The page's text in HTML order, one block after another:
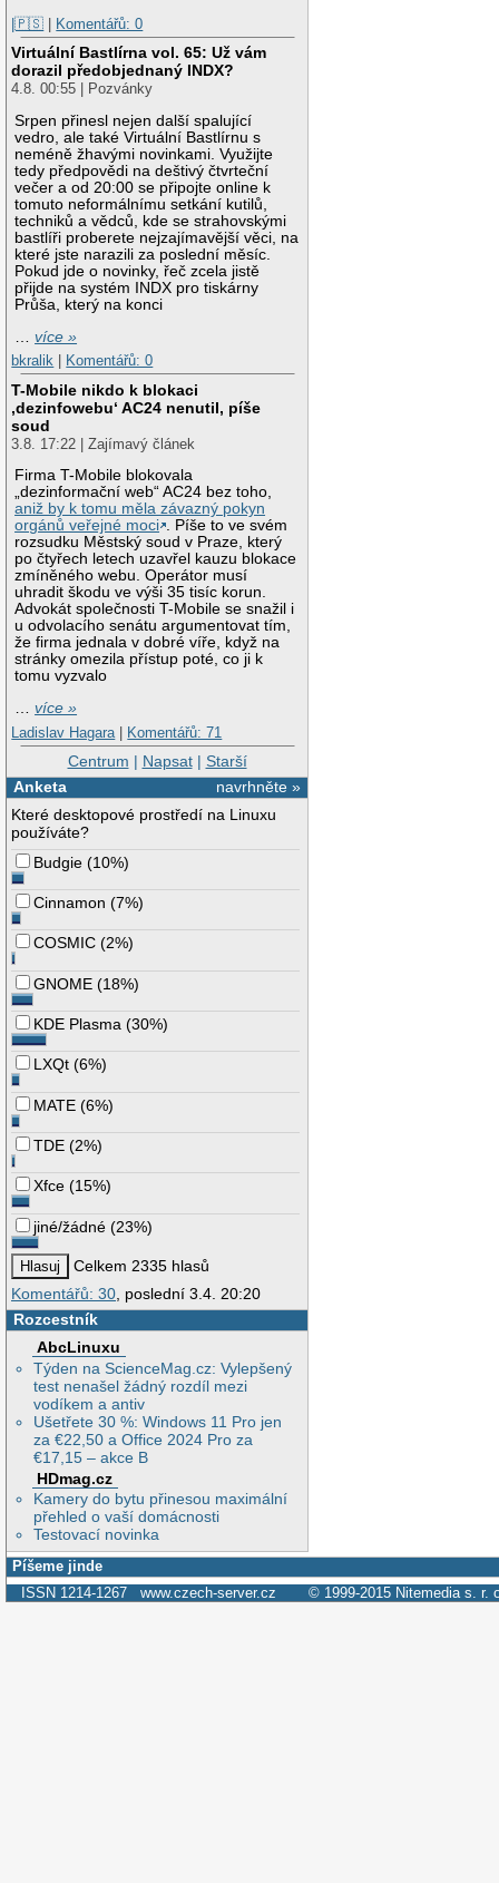
|🇵🇸 | Komentářů: 0
Virtuální Bastlírna vol. 65: Už vám
dorazil předobjednaný INDX?
4.8. 00:55 | Pozvánky
Srpen přinesl nejen další spalující
vedro, ale také Virtuální Bastlírnu s
neméně žhavými novinkami. Využijte
tedy předpovědi na deštivý čtvrteční
večer a od 20:00 se připojte online k
tomuto neformálnímu setkání kutilů,
techniků a vědců, kde se strahovskými
bastlíři proberete nejzajímavější věci, na
které jste narazili za poslední měsíc.
Pokud jde o novinky, řeč zcela jistě
přijde na systém INDX pro tiskárny
Průša, který na konci
…více »
bkralik
Komentářů: 0
T-Mobile nikdo k blokaci
‚dezinfowebu‘ AC24 nenutil, píše
soud
3.8. 17:22 | Zajímavý článek
Firma T-Mobile blokovala
„dezinformační web“ AC24 bez toho,
aniž by k tomu měla závazný pokyn
orgánů veřejné moci . Píše to ve svém
rozsudku Městský soud v Praze, který
po čtyřech letech uzavřel kauzu blokace
zmíněného webu. Operátor musí
uhradit škodu ve výši 35 tisíc korun.
Advokát společnosti T-Mobile se snažil i
u odvolacího senátu argumentovat tím,
že firma jednala v dobré víře, když na
stránky omezila přístup poté, co ji k
tomu vyzvalo
…více »
Ladislav Hagara | Komentářů: 71
Centrum | Napsat| Starší
navrhněte »
Anketa
Které desktopové prostředí na Linuxu
používáte?
Budgie (10%)
Cinnamon (7%)
COSMIC (2%)
GNOME (18%)
KDE Plasma (30%)
LXQt (6%)
MATE (6%)
TDE (2%)
Xfce (15%)
jiné/žádné (23%)
Celkem 2335 hlasů
Komentářů: 30, poslední 3.4. 20:20
Rozcestník
AbcLinuxu
Týden na ScienceMag.cz: Vylepšený
test nenašel žádný rozdíl mezi
vodíkem a antiv
Ušetřete 30 %: Windows 11 Pro jen
za €22,50 a Office 2024 Pro za
€17,15 – akce B
HDmag.cz
Kamery do bytu přinesou maximální
přehled o vaší domácnosti
Testovací novinka
Píšeme jinde
ISSN 1214-1267 www.czech-server.cz © 1999-2015 Nitemedia s. r.